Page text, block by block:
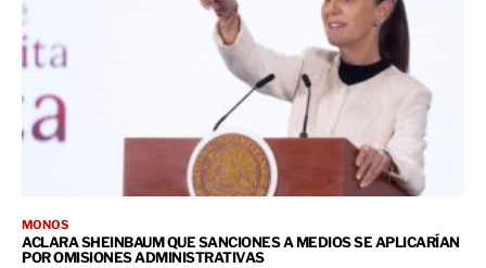
MONOS
ACLARA SHEINBAUM QUE SANCIONES A MEDIOS SE APLICARÍAN
POR OMISIONES ADMINISTRATIVAS